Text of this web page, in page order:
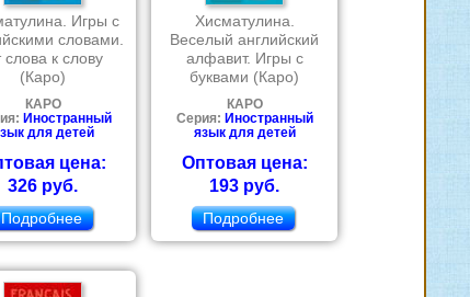
Игры с
словами.
слова к слову
(Каро)
КАРО
Иностранный
для детей
цена:
326 руб.
Подробнее
Хисматулина.
Веселый английский
алфавит. Игры с
буквами (Каро)
КАРО
Серия: Иностранный
язык для детей
Оптовая цена:
193 руб.
Подробнее